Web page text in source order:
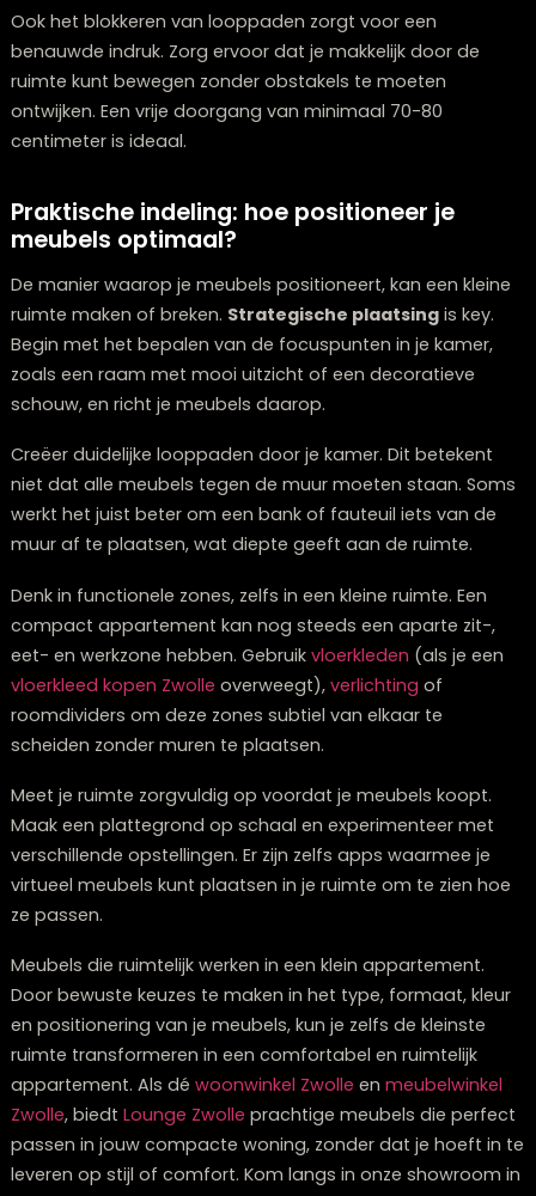
valkuilen die je beter kunt vermijden. De meest
voorkomende fout is het kiezen vante grote
Hoe comfortabel diedriezitsbankook lijkt, als je een
kopen Zwolleoverweegt en hij de helft van je
in beslag neemt, doet hij meer kwaad dan goed.
Een andere veel voorkomende fout is het overvullen
ruimte. Meer is niet altijd beter. Beperk je tot de
meubels en voeg alleen decoratieve elementen toe
echt waarde toevoegen. Soms betekent minder
juist meer ruimte en comfort.
Het blokkeren van natuurlijke lichtbronnen is een
kies liever voor lage meubelstukken die het licht vrij
stromen. Natuurlijk licht is je beste bondgenoot bij het
creëren van een ruimtelijk gevoel.
Ook het blokkeren van looppaden zorgt voor een
benauwde indruk. Zorg ervoor dat je makkelijk door de
ruimte kunt bewegen zonder obstakels te moeten
ontwijken. Een vrije doorgang van minimaal 70-80
centimeter is ideaal.
Praktische indeling: hoe positioneer je
meubels optimaal?
De manier waarop je meubels positioneert, kan een
ruimte maken of breken.
zoals een raam met mooi uitzicht of een decoratieve
schouw, en richt je meubels daarop.
Creëer duidelijke looppaden door je kamer. Dit
niet dat alle meubels tegen de muur moeten staan.
werkt het juist beter om een bank of fauteuil iets van
muur af te plaatsen, wat diepte geeft aan de ruimte.